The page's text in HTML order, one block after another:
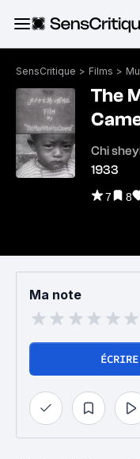
SensCritique > Films >
The
Chi
1933
7 8
Ma note